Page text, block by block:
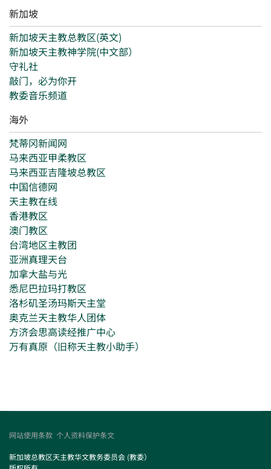
新加坡
新加坡天主教总教区(英文)
新加坡天主教神学院(中文部）
守礼社
敲门，必为你开
教委音乐频道
海外
梵蒂冈新闻网
马来西亚甲柔教区
马来西亚吉隆坡总教区
中国信德网
天主教在线
香港教区
澳门教区
台湾地区主教团
亚洲真理天台
加拿大盐与光
悉尼巴拉玛打教区
洛杉矶圣汤玛斯天主堂
奥克兰天主教华人团体
方济会思高读经推广中心
万有真原（旧称天主教小助手）
网站使用条款 个人资料保护条文
新加坡总教区天主教华文教务委员会 (教委）